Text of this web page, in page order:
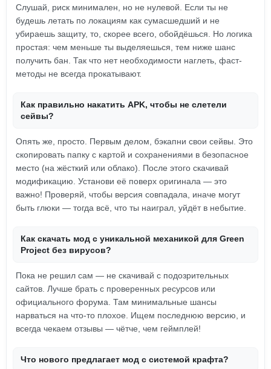
Слушай, риск минимален, но не нулевой. Если ты не
будешь летать по локациям как сумасшедший и не
убираешь защиту, то, скорее всего, обойдёшься. Но логика
простая: чем меньше ты выделяешься, тем ниже шанс
получить бан. Так что нет необходимости наглеть, фаст-
методы не всегда прокатывают.
Как правильно накатить APK, чтобы не слетели
сейвы?
Опять же, просто. Первым делом, бэкапни свои сейвы. Это
скопировать папку с картой и сохранениями в безопасное
место (на жёсткий или облако). После этого скачивай
модификацию. Установи её поверх оригинала — это
важно! Проверяй, чтобы версия совпадала, иначе могут
быть глюки — тогда всё, что ты наиграл, уйдёт в небытие.
Как скачать мод с уникальной механикой для Green
Project без вирусов?
Пока не решил сам — не скачивай с подозрительных
сайтов. Лучше брать с проверенных ресурсов или
официального форума. Там минимальные шансы
нарваться на что-то плохое. Ищем последнюю версию, и
всегда чекаем отзывы — чётче, чем геймплей!
Что нового предлагает мод с системой крафта?